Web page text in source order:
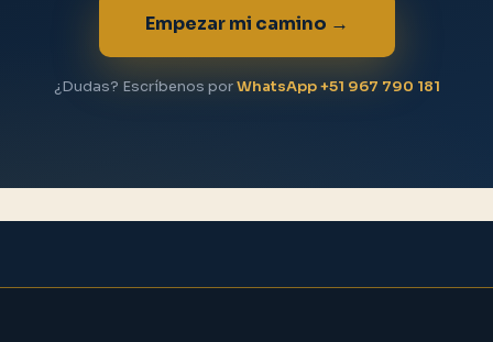
Empezar mi camino →
¿Dudas? Escríbenos porWhatsApp +51 967 790 181